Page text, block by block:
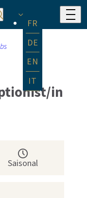
DE
EN
IT
FR
in
Saisonal